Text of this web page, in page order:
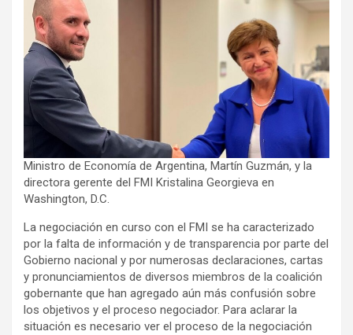
Ministro de Economía de Argentina, Martín Guzmán, y la
directora gerente del FMI Kristalina Georgieva en
Washington, D.C.
La negociación en curso con el FMI se ha caracterizado
por la falta de información y de transparencia por parte del
Gobierno nacional y por numerosas declaraciones, cartas
y pronunciamientos de diversos miembros de la coalición
gobernante que han agregado aún más confusión sobre
los objetivos y el proceso negociador. Para aclarar la
situación es necesario ver el proceso de la negociación